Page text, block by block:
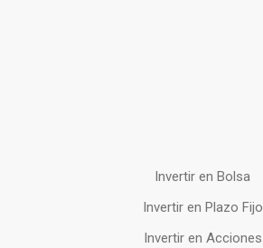
Invertir en Bolsa
Invertir en Plazo Fijo
Invertir en Acciones